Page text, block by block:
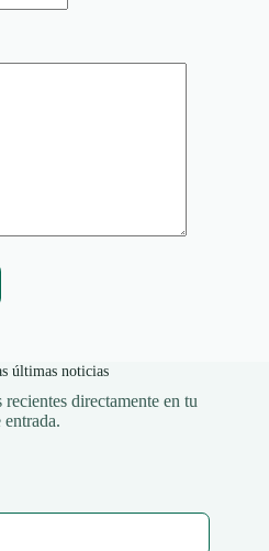
últimas noticias
directamente en tu
entrada.